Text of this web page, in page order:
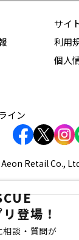
登場！
談・質問が
サイ
利用
個人
イン
Retail Co.,